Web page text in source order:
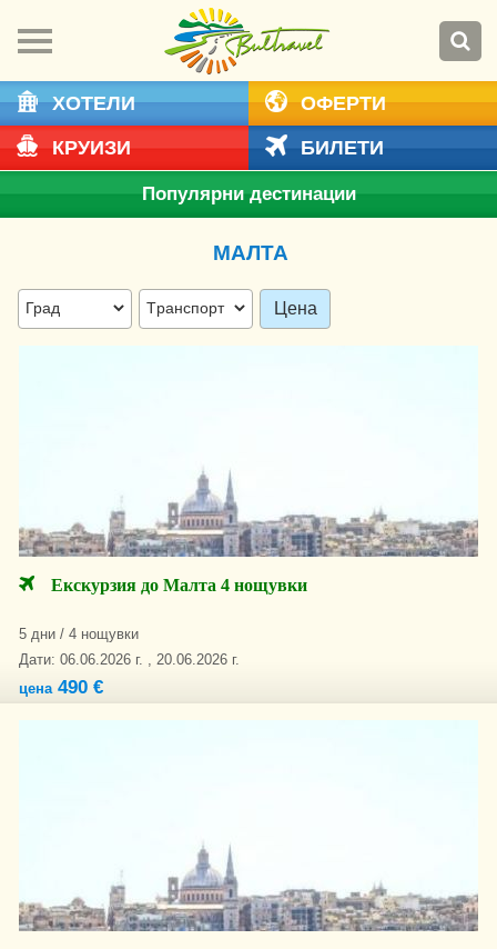
ХОТЕЛИ
ОФЕРТИ
КРУИЗИ
БИЛЕТИ
Популярни дестинации
МАЛТА
Цена
Екскурзия до Малта 4 нощувки
5 дни / 4 нощувки
Дати: 06.06.2026 г. , 20.06.2026 г.
цена490 €